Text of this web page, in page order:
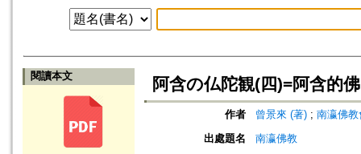
閱讀本文 阿含の仏陀観(四)=阿含的
作者 曾景來 (著) ; 南瀛佛
出處題名
南瀛佛教